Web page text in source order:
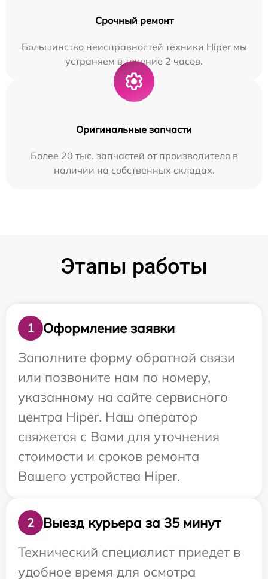
Срочный ремонт
Большинство неисправностей техники Hiper мы
устраняем в течение 2 часов.
Оригинальные запчасти
Более 20 тыс. запчастей от производителя в
наличии на собственных складах.
Этапы работы
1
Оформление заявки
Заполните форму обратной связи
или позвоните нам по номеру,
указанному на сайте сервисного
центра Hiper. Наш оператор
свяжется с Вами для уточнения
стоимости и сроков ремонта
Вашего устройства Hiper.
2
Выезд курьера за 35 минут
Технический специалист приедет в
удобное время для осмотра